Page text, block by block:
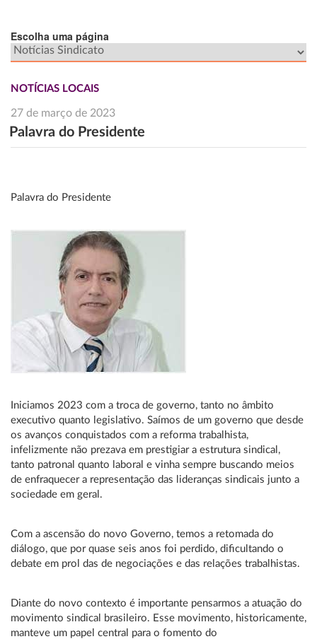
Escolha uma página
NOTÍCIAS LOCAIS
27 de março de 2023
Palavra do Presidente
Palavra do Presidente
Iniciamos 2023 com a troca de governo, tanto no âmbito
executivo quanto legislativo. Saímos de um governo que desde
os avanços conquistados com a reforma trabalhista,
infelizmente não prezava em prestigiar a estrutura sindical,
tanto patronal quanto laboral e vinha sempre buscando meios
de enfraquecer a representação das lideranças sindicais junto a
sociedade em geral.
Com a ascensão do novo Governo, temos a retomada do
diálogo, que por quase seis anos foi perdido, dificultando o
debate em prol das de negociações e das relações trabalhistas.
Diante do novo contexto é importante pensarmos a atuação do
movimento sindical brasileiro. Esse movimento, historicamente,
manteve um papel central para o fomento do